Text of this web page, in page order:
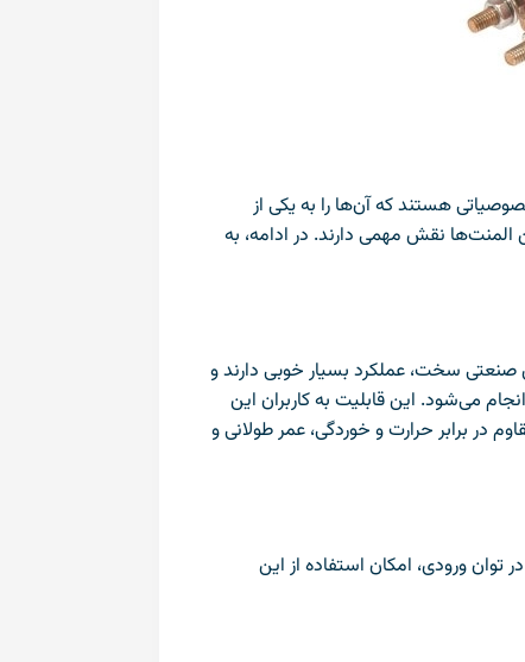
هستند که آن‌ها را به یکی از
المنت‌ها نقش مهمی دارند. در ادامه، به
صنعتی سخت، عملکرد بسیار خوبی دارند و
می‌شود. این قابلیت به کاربران این
در برابر حرارت و خوردگی، عمر طولانی و
دارند. این انعطاف‌پذیری در توان ورودی، امکان استفاده از این